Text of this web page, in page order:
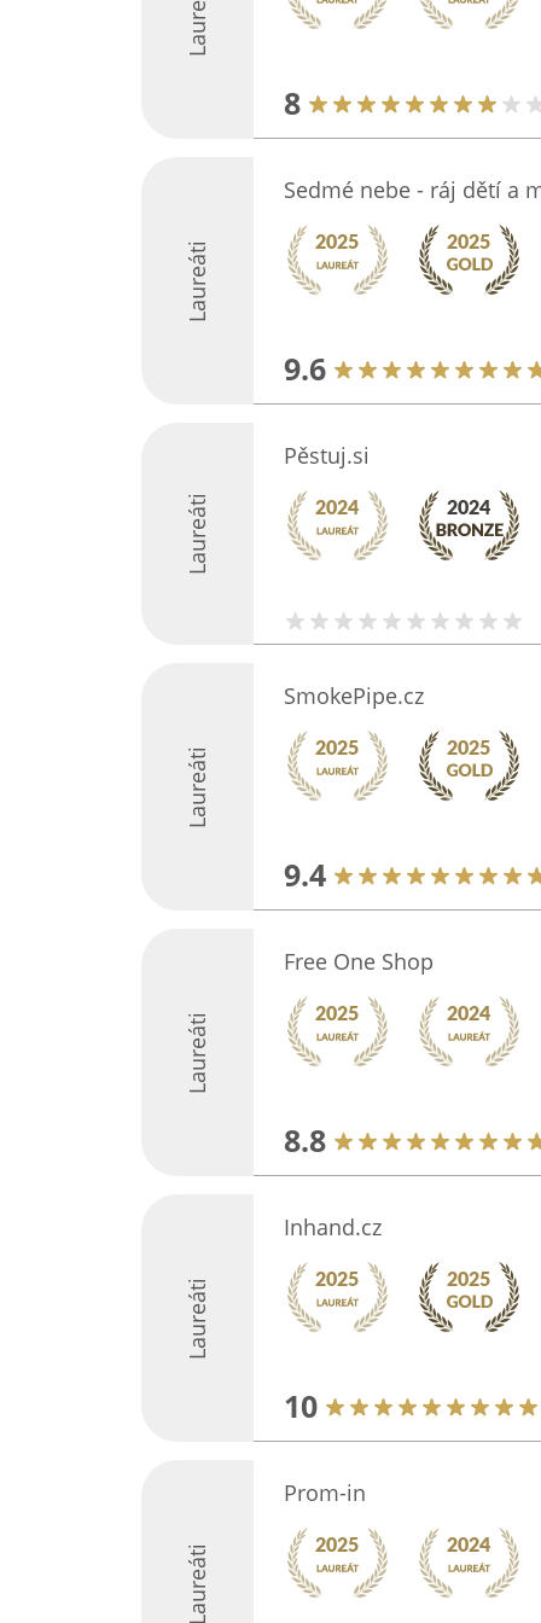
8
Laureáti
Sedmé nebe - ráj dětí a
9.6
Laureáti
Pěstuj.si
Laureáti
SmokePipe.cz
9.4
Laureáti
Free One Shop
8.8
Laureáti
Inhand.cz
10
Laureáti
Prom-in